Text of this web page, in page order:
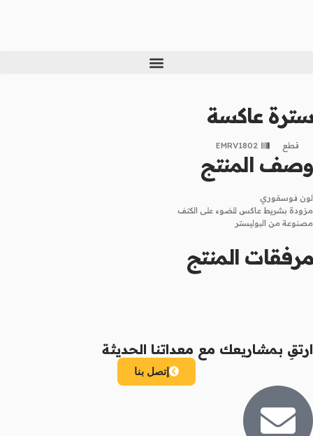
سترة عاكسة
قطع EMRV1802
وصف المنتج
لون فوسفوري
مزودة بشريط عاكس للضوء على الكتف
مصنوعة من البوليستر
مرفقات المنتج
ارتقِ بمشاريعك مع معداتنا الحديثة
إتصل بنا